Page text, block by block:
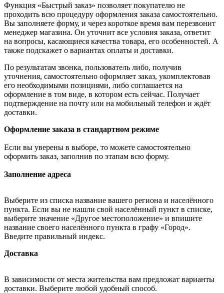
Функция «Быстрый заказ» позволяет покупателю не
проходить всю процедуру оформления заказа самостоятельно.
Вы заполняете форму, и через короткое время вам перезвонит
менеджер магазина. Он уточнит все условия заказа, ответит
на вопросы, касающиеся качества товара, его особенностей. А
также подскажет о вариантах оплаты и доставки.
По результатам звонка, пользователь либо, получив
уточнения, самостоятельно оформляет заказ, укомплектовав
его необходимыми позициями, либо соглашается на
оформление в том виде, в котором есть сейчас. Получает
подтверждение на почту или на мобильный телефон и ждёт
доставки.
Оформление заказа в стандартном режиме
Если вы уверены в выборе, то можете самостоятельно
оформить заказ, заполнив по этапам всю форму.
Заполнение адреса
Выберите из списка название вашего региона и населённого
пункта. Если вы не нашли свой населённый пункт в списке,
выберите значение «Другое местоположение» и впишите
название своего населённого пункта в графу «Город».
Введите правильный индекс.
Доставка
В зависимости от места жительства вам предложат варианты
доставки. Выберите любой удобный способ.